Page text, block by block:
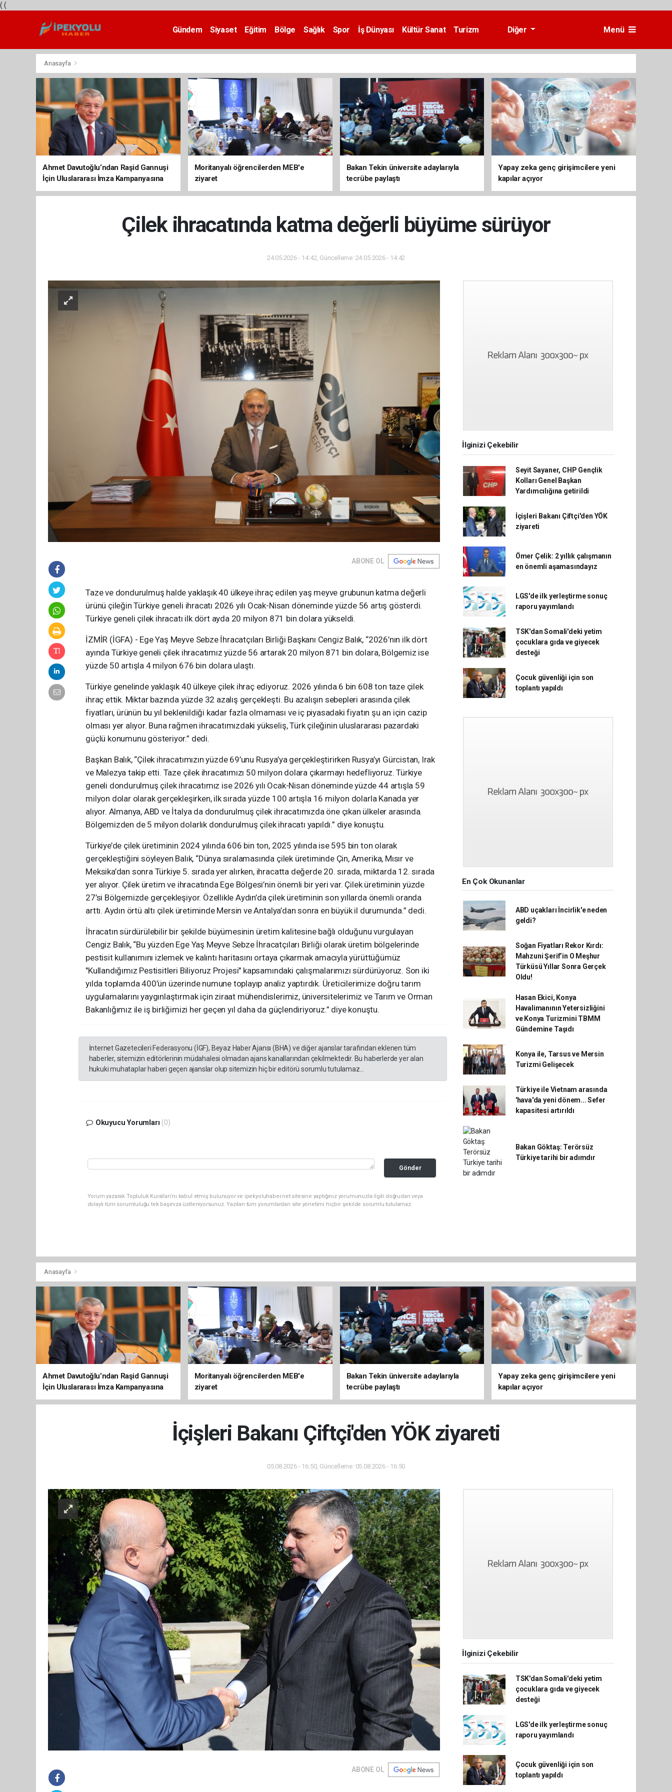
( (
Gündem Siyaset Eğitim Bölge Sağlık Spor İş Dünyası Kültür Sanat
Turizm
Diğer Menü
Anasayfa
Ahmet Davutoğlu’ndan Raşid Gannuşi
İçin Uluslararası İmza Kampanyasına
Destek
Moritanyalı öğrencilerden MEB'e
ziyaret
Bakan Tekin üniversite adaylarıyla
tecrübe paylaştı
Yapay zeka genç girişimcilere yeni
kapılar açıyor
Çilek ihracatında katma değerli büyüme sürüyor
24.05.2026 - 14:42, Güncelleme: 24.05.2026 - 14:42
ABONE OL
Taze ve dondurulmuş halde yaklaşık 40 ülkeye ihraç edilen yaş meyve grubunun katma değerli
ürünü çileğin Türkiye geneli ihracatı 2026 yılı Ocak-Nisan döneminde yüzde 56 artış gösterdi.
Türkiye geneli çilek ihracatı ilk dört ayda 20 milyon 871 bin dolara yükseldi.
İZMİR (İGFA) - Ege Yaş Meyve Sebze İhracatçıları Birliği Başkanı Cengiz Balık, “2026’nın ilk dört
ayında Türkiye geneli çilek ihracatımız yüzde 56 artarak 20 milyon 871 bin dolara, Bölgemiz ise
yüzde 50 artışla 4 milyon 676 bin dolara ulaştı.
Türkiye genelinde yaklaşık 40 ülkeye çilek ihraç ediyoruz. 2026 yılında 6 bin 608 ton taze çilek
ihraç ettik. Miktar bazında yüzde 32 azalış gerçekleşti. Bu azalışın sebepleri arasında çilek
fiyatları, ürünün bu yıl beklenildiği kadar fazla olmaması ve iç piyasadaki fiyatın şu an için cazip
olması yer alıyor. Buna rağmen ihracatımızdaki yükseliş, Türk çileğinin uluslararası pazardaki
güçlü konumunu gösteriyor.” dedi.
Başkan Balık, “Çilek ihracatımızın yüzde 69’unu Rusya’ya gerçekleştirirken Rusya’yı Gürcistan, Irak
ve Malezya takip etti. Taze çilek ihracatımızı 50 milyon dolara çıkarmayı hedefliyoruz. Türkiye
geneli dondurulmuş çilek ihracatımız ise 2026 yılı Ocak-Nisan döneminde yüzde 44 artışla 59
milyon dolar olarak gerçekleşirken, ilk sırada yüzde 100 artışla 16 milyon dolarla Kanada yer
alıyor. Almanya, ABD ve İtalya da dondurulmuş çilek ihracatımızda öne çıkan ülkeler arasında.
Bölgemizden de 5 milyon dolarlık dondurulmuş çilek ihracatı yapıldı.” diye konuştu.
Türkiye’de çilek üretiminin 2024 yılında 606 bin ton, 2025 yılında ise 595 bin ton olarak
gerçekleştiğini söyleyen Balık, “Dünya sıralamasında çilek üretiminde Çin, Amerika, Mısır ve
Meksika’dan sonra Türkiye 5. sırada yer alırken, ihracatta değerde 20. sırada, miktarda 12. sırada
yer alıyor. Çilek üretim ve ihracatında Ege Bölgesi’nin önemli bir yeri var. Çilek üretiminin yüzde
27’si Bölgemizde gerçekleşiyor. Özellikle Aydın’da çilek üretiminin son yıllarda önemli oranda
arttı. Aydın örtü altı çilek üretiminde Mersin ve Antalya’dan sonra en büyük il durumunda.” dedi.
İhracatın sürdürülebilir bir şekilde büyümesinin üretim kalitesine bağlı olduğunu vurgulayan
Cengiz Balık, “Bu yüzden Ege Yaş Meyve Sebze İhracatçıları Birliği olarak üretim bölgelerinde
pestisit kullanımını izlemek ve kalıntı haritasını ortaya çıkarmak amacıyla yürüttüğümüz
"Kullandığımız Pestisitleri Biliyoruz Projesi" kapsamındaki çalışmalarımızı sürdürüyoruz. Son iki
yılda toplamda 400’ün üzerinde numune toplayıp analiz yaptırdık. Üreticilerimize doğru tarım
uygulamalarını yaygınlaştırmak için ziraat mühendislerimiz, üniversitelerimiz ve Tarım ve Orman
Bakanlığımız ile iş birliğimizi her geçen yıl daha da güçlendiriyoruz.” diye konuştu.
İnternet Gazetecileri Federasyonu (İGF), Beyaz Haber Ajansı (BHA) ve diğer ajanslar tarafından eklenen tüm
haberler, sitemizin editörlerinin müdahalesi olmadan ajans kanallarından çekilmektedir. Bu haberlerde yer alan
hukuki muhataplar haberi geçen ajanslar olup sitemizin hiç bir editörü sorumlu tutulamaz...
Okuyucu Yorumları (0)
Gönder
Yorum yazarak Topluluk Kuralları’nı kabul etmiş bulunuyor ve ipekyoluhaber.net sitesine yaptığınız yorumunuzla ilgili doğrudan veya
dolaylı tüm sorumluluğu tek başınıza üstleniyorsunuz. Yazılan tüm yorumlardan site yönetimi hiçbir şekilde sorumlu tutulamaz.
İlginizi Çekebilir
Seyit Sayaner, CHP Gençlik
Kolları Genel Başkan
Yardımcılığına getirildi
İçişleri Bakanı Çiftçi'den YÖK
ziyareti
Ömer Çelik: 2 yıllık çalışmanın
en önemli aşamasındayız
LGS'de ilk yerleştirme sonuç
raporu yayımlandı
TSK'dan Somali'deki yetim
çocuklara gıda ve giyecek
desteği
Çocuk güvenliği için son
toplantı yapıldı
En Çok Okunanlar
ABD uçakları İncirlik'e neden
geldi?
Soğan Fiyatları Rekor Kırdı:
Mahzuni Şerif’in O Meşhur
Türküsü Yıllar Sonra Gerçek
Oldu!
Hasan Ekici, Konya
Havalimanının Yetersizliğini
ve Konya Turizmini TBMM
Gündemine Taşıdı
Konya ile, Tarsus ve Mersin
Turizmi Gelişecek
Türkiye ile Vietnam arasında
'hava'da yeni dönem... Sefer
kapasitesi artırıldı
Bakan Göktaş: Terörsüz
Türkiye tarihi bir adımdır
Anasayfa
Ahmet Davutoğlu’ndan Raşid Gannuşi
İçin Uluslararası İmza Kampanyasına
Destek
Moritanyalı öğrencilerden MEB'e
ziyaret
Bakan Tekin üniversite adaylarıyla
tecrübe paylaştı
Yapay zeka genç girişimcilere yeni
kapılar açıyor
İçişleri Bakanı Çiftçi'den YÖK ziyareti
05.08.2026 - 16:50, Güncelleme: 05.08.2026 - 16:50
ABONE OL
İlginizi Çekebilir
TSK'dan Somali'deki yetim
çocuklara gıda ve giyecek
desteği
LGS'de ilk yerleştirme sonuç
raporu yayımlandı
Çocuk güvenliği için son
toplantı yapıldı